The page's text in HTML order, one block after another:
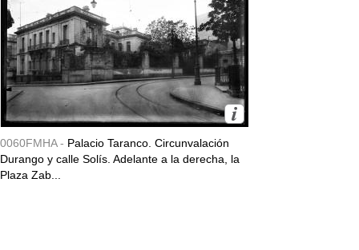
0060FMHA - Palacio Taranco. Circunvalación
Durango y calle Solís. Adelante a la derecha, la
Plaza Zab...